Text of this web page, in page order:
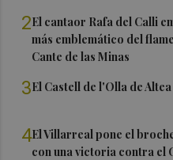
2El cantaor Rafa del Calli
más emblemático del
Cante de las Minas
3El Castell de l'Olla de
4El Villarreal pone el
con una victoria contra el